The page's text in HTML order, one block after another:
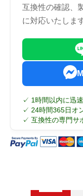
互換性の確認、
に対応いたしま
✓ 1時間以内に迅
✓ 24時間365日オ
✓ 互換性の専門サ